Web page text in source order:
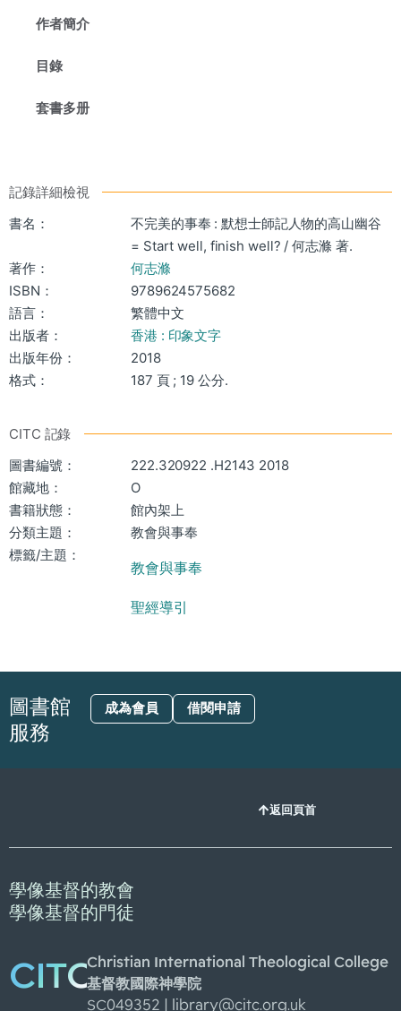
作者簡介
目錄
套書多册
記錄詳細檢視
書名：
不完美的事奉 : 默想士師記人物的高山幽谷
= Start well, finish well? / 何志滌 著.
著作：
何志滌
ISBN：
9789624575682
語言：
繁體中文
出版者：
香港 : 印象文字
出版年份：
2018
格式：
187 頁 ; 19 公分.
CITC 記錄
圖書編號：
222.320922 .H2143 2018
館藏地：
O
書籍狀態：
館內架上
分類主題：
教會與事奉
標籤/主題：
教會與事奉
聖經導引
圖書館
服務
成為會員 借閱申請
返回頁首
學像基督的教會
學像基督的門徒
CITCChristian International Theological College
基督教國際神學院
SC049352 |
library@citc.org.uk